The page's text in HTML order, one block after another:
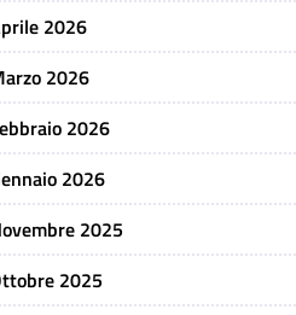
2026
2026
2026
2026
2025
2025